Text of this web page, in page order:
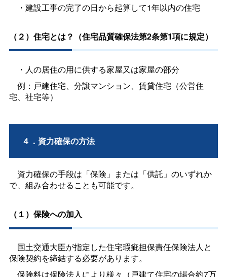
・建設工事の完了の日から起算して1年以内の住宅
（２）住宅とは？（住宅品質確保法第2条第1項に規定）
・人の居住の用に供する家屋又は家屋の部分
例：戸建住宅、分譲マンション、賃貸住宅（公営住
宅、社宅等）
４．資力確保の方法
資力確保の手段は「保険」または「供託」のいずれか
で、組み合わせることも可能です。
（１）保険への加入
国土交通大臣が指定した住宅瑕疵担保責任保険法人と
保険契約を締結する必要があります。
保険料は保険法人により様々（戸建て住宅の場合約7万